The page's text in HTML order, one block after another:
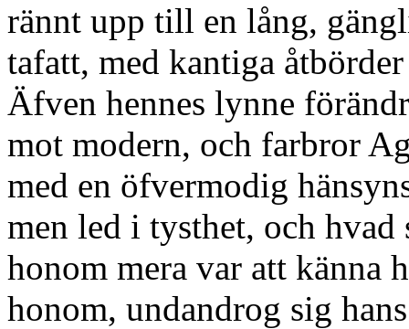
rännt upp till en lång,
tafatt, med kantiga
Äfven hennes lynne
mot modern, och farbror
med en öfvermodig
men led i tysthet, och hvad
honom mera var att känna
honom, undandrog sig